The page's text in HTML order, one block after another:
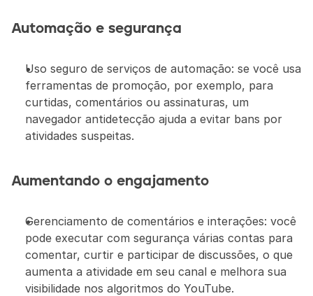
Automação e segurança
Uso seguro de serviços de automação: se você usa
ferramentas de promoção, por exemplo, para
curtidas, comentários ou assinaturas, um
navegador antidetecção ajuda a evitar bans por
atividades suspeitas.
Aumentando o engajamento
Gerenciamento de comentários e interações: você
pode executar com segurança várias contas para
comentar, curtir e participar de discussões, o que
aumenta a atividade em seu canal e melhora sua
visibilidade nos algoritmos do YouTube.